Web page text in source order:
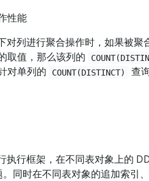
性能
对列进行聚合操作时，如果被
取值，那么该列的
对单列的
COUNT(DISTINCT)
查
执行框架，在不同表对象上的
同时在不同表对象的追加索引